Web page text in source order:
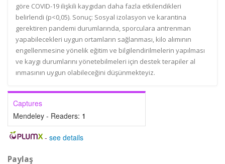
göre COVID-19 ilişkili kaygıdan daha fazla etkilendikleri
belirlendi (p<0,05). Sonuç: Sosyal izolasyon ve karantina
gerektiren pandemi durumlarında, sporculara antrenman
yapabilecekleri uygun ortamların sağlanması, kilo alımının
engellenmesine yönelik eğitim ve bilgilendirilmelerin yapılması
ve kaygı durumlarını yönetebilmeleri için destek terapiler al
ınmasının uygun olabileceğini düşünmekteyiz.
Captures
Mendeley - Readers: 1
- see details
Paylaş